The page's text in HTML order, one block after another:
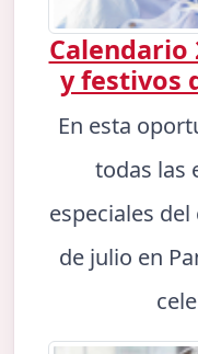
Calendario
y festivos
En esta
todas las
especiales
de julio en